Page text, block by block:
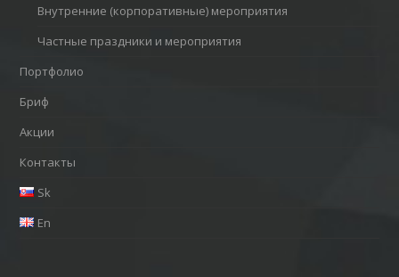
Внутренние (корпоративные) мероприятия
Частные праздники и мероприятия
Портфолио
Бриф
Акции
Контакты
Sk
En